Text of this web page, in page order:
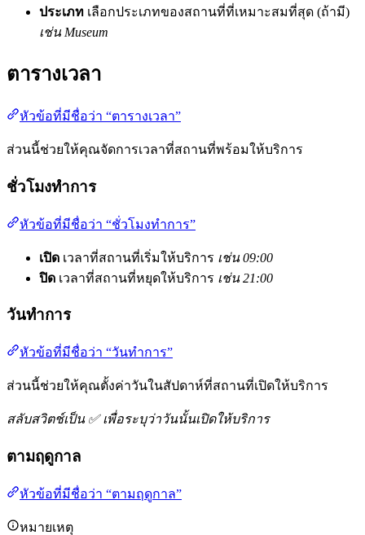
ประเภท เลือกประเภทของสถานที่ที่เหมาะสมที่สุด (ถ้ามี)
เช่น Museum
ตารางเวลา
หัวข้อที่มีชื่อว่า “ตารางเวลา”
ส่วนนี้ช่วยให้คุณจัดการเวลาที่สถานที่พร้อมให้บริการ
ชั่วโมงทำการ
หัวข้อที่มีชื่อว่า “ชั่วโมงทำการ”
เปิด เวลาที่สถานที่เริ่มให้บริการ เช่น 09:00
ปิด เวลาที่สถานที่หยุดให้บริการ เช่น 21:00
วันทำการ
หัวข้อที่มีชื่อว่า “วันทำการ”
ส่วนนี้ช่วยให้คุณตั้งค่าวันในสัปดาห์ที่สถานที่เปิดให้บริการ
สลับสวิตช์เป็น ✅ เพื่อระบุว่าวันนั้นเปิดให้บริการ
ตามฤดูกาล
หัวข้อที่มีชื่อว่า “ตามฤดูกาล”
หมายเหตุ